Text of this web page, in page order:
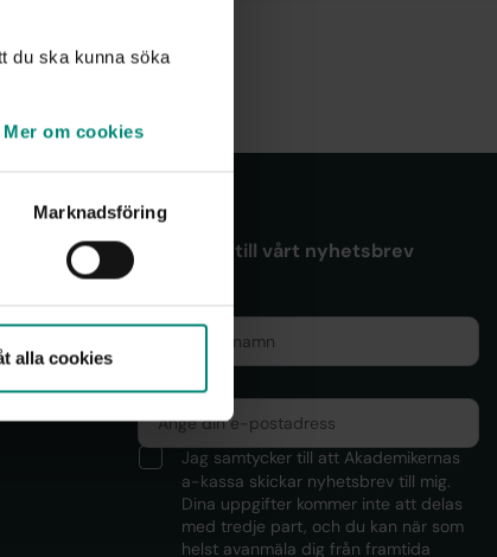
du ska kunna söka
Mer om cookies
Marknadsföring
alla cookies
Anmäl dig till vårt nyhetsbrev
Jag samtycker till att Akademikernas
a-kassa skickar nyhetsbrev till mig.
Dina uppgifter kommer inte att delas
med tredje part, och du kan när som
helst avanmäla dig från framtida